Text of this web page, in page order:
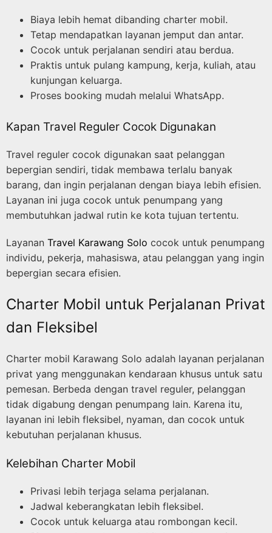
Biaya lebih hemat dibanding charter mobil.
Tetap mendapatkan layanan jemput dan antar.
Cocok untuk perjalanan sendiri atau berdua.
Praktis untuk pulang kampung, kerja, kuliah, atau
kunjungan keluarga.
Proses booking mudah melalui WhatsApp.
Kapan Travel Reguler Cocok Digunakan
Travel reguler cocok digunakan saat pelanggan
bepergian sendiri, tidak membawa terlalu banyak
barang, dan ingin perjalanan dengan biaya lebih efisien.
Layanan ini juga cocok untuk penumpang yang
membutuhkan jadwal rutin ke kota tujuan tertentu.
Layanan Travel Karawang Solo cocok untuk penumpang
individu, pekerja, mahasiswa, atau pelanggan yang ingin
bepergian secara efisien.
Charter Mobil untuk Perjalanan Privat
dan Fleksibel
Charter mobil Karawang Solo adalah layanan perjalanan
privat yang menggunakan kendaraan khusus untuk satu
pemesan. Berbeda dengan travel reguler, pelanggan
tidak digabung dengan penumpang lain. Karena itu,
layanan ini lebih fleksibel, nyaman, dan cocok untuk
kebutuhan perjalanan khusus.
Kelebihan Charter Mobil
Privasi lebih terjaga selama perjalanan.
Jadwal keberangkatan lebih fleksibel.
Cocok untuk keluarga atau rombongan kecil.